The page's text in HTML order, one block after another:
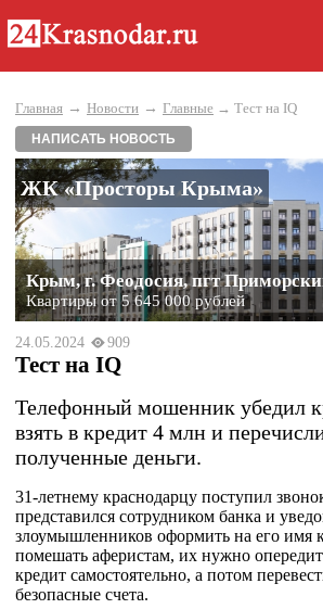
Главная → Новости → Главные → Тест на IQ
НАПИСАТЬ НОВОСТЬ
ЖК «Просторы Крыма»
Крым, г. Феодосия, пгт
Квартиры от 5 645 000 рублей
24.05.2024 909
Тест на IQ
Телефонный мошенник убедил
взять в кредит 4 млн и
полученные деньги.
31-летнему краснодарцу поступил
представился сотрудником банка и
злоумышленников оформить на его имя
помешать аферистам, их нужно
кредит самостоятельно, а потом
безопасные счета.